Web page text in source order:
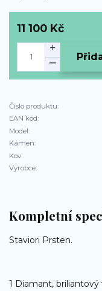
11 100 Kč
Číslo produktu:
EAN kód:
Model:
Kámen:
Kov:
Výrobce:
Kompletní
Staviori Prsten.
1 Diamant,